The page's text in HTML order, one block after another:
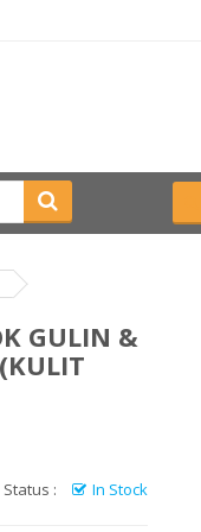
GULIN &
Status : In Stock